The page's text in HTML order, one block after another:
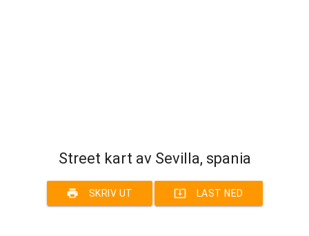
Street kart av Sevilla, spania
print SKRIV UT system_update_alt LAST NED